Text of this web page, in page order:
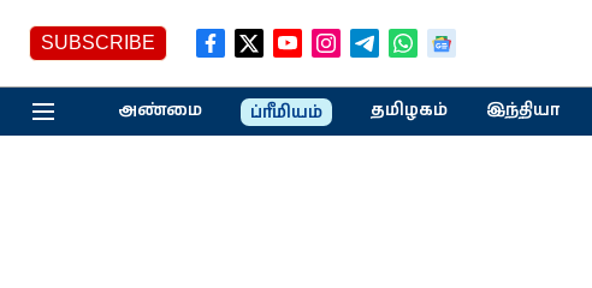
SUBSCRIBE
அண்மை ப்ரீமியம் தமிழகம் இந்தியா